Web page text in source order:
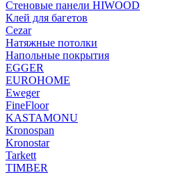
Стеновые панели HIWOOD
Клей для багетов
Cezar
Натяжные потолки
Напольные покрытия
EGGER
EUROHOME
Eweger
FineFloor
KASTAMONU
Kronospan
Kronostar
Tarkett
TIMBER